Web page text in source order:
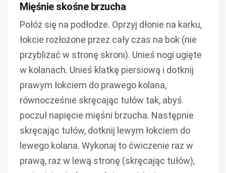
Mięśnie skośne brzucha
Połóż się na podłodze. Oprzyj dłonie na karku,
łokcie rozłożone przez cały czas na bok (nie
przybliżać w stronę skroni). Unieś nogi ugięte
w kolanach. Unieś klatkę piersiową i dotknij
prawym łokciem do prawego kolana,
równocześnie skręcając tułów tak, abyś
poczuł napięcie mięśni brzucha. Następnie
skręcając tułów, dotknij lewym łokciem do
lewego kolana. Wykonaj to ćwiczenie raz w
prawą, raz w lewą stronę (skręcając tułów),